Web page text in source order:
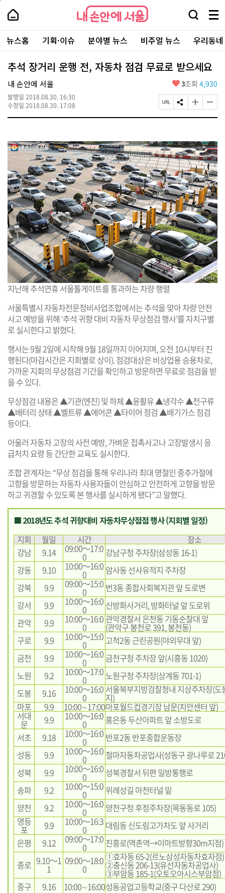
본
로
가
내
손
안
에
서
울
-
서
울
시
대
표
소
털
내
손
에
울
검
창
열
기
메
뉴
전
체
보
주
요
서
뉴스홈 기획·이슈 분야별 뉴스 비주얼 뉴스 우리동
추석 장거리 운행 전, 자동차 점검 무료로 받으세요
내 손안에 서울
발행일 2018.08.30. 16:30
수정일 2018.08.30. 17:08
좋
요
3조회 4,930
페
이
R
L
복
사
S
N
유
하
기
글
자
크
게
변
경
하
기
글
자
작
게
변
경
하
기
지난해 추석연휴 서울톨게이트를 통과하는 차량 행렬
서울특별시 자동차전문정비사업조합에서는 추석을 맞아 차량 안전
사고 예방을 위해 ‘추석 귀향 대비 자동차 무상점검 행사’를 자치구별
로 실시한다고 밝혔다.
행사는 9월 2일에 시작해 9월 18일까지 이어지며, 오전 10시부터 진
행된다(마감시간은 지회별로 상이). 점검대상은 비상업용 승용차로,
가까운 지회의 무상점검 기간을 확인하고 방문하면 무료로 점검을 받
을 수 있다.
무상점검 내용은 ▲기관(엔진) 및 하체 ▲윤활유 ▲냉각수 ▲전구류
▲배터리 상태 ▲벨트류 ▲에어콘 ▲타이어 점검 ▲배기가스 점검
등이다.
아울러 자동차 고장의 사전 예방, 가벼운 접촉사고나 고장발생시 응
급처치 요령 등 간단한 교육도 실시한다.
조합 관계자는 “무상 점검을 통해 우리나라 최대 명절인 중추가절에
고향을 방문하는 자동차 사용자들이 안심하고 안전하게 고향을 방문
하고 귀경할 수 있도록 본 행사를 실시하게 됐다”고 말했다.
■ 2018년도 추석 귀향대비 자동차무상점점 행사 (지회별 일정)
지회
월일 시간
장소
강남
9.14 09:00～17:0
0
강남구청 주차장(삼성동 16-1)
강동
9.10 10:00～16:0
0
암사동 선사유적지 주차장
강북
9.9 09:00～15:0
0
번3동 종합사회복지관 앞 도로변
강서
9.9 10:00～16:0
0
신방화사거리, 방화터널 앞 도로위
관악
9.9 10:00～16:0
0
관악경찰서 은천동 기동순찰대 앞
(관악구 봉천로 391, 봉천동)
구로
9.9 10:00～15:0
0
고척2동 근린공원(야외무대 앞)
금천
9.9 10:00～16:0
0
금천구청 주차장 앞(시흥동 1020)
노원
9.2 10:00～17:0
0
노원구청 주차장(상계동 701-1)
도봉
9.16 10:00～16:0
0
서울북부지방검찰청내 지상주차장(도
지)
마포 9.9 10:00∼17:00마포월드컵경기장 남문(치안센터 앞)
서대
문 9.9 10:00～16:0
0
홍은동 두산아파트 앞 소방도로
서초
9.18 10:00～16:0
0
반포2동 반포종합운동장
성동
9.9 10:00～16:0
0
철마자동차공업사(성동구 광나루로
성북
9.9 10:00～16:0
0
성북경찰서 뒤편 일방통행로
송파
9.2 10:00～15:0
0
위례성길 마천터널 밑
양천
9.2 10:00～16:0
0
양천구청 후정주차장(목동동로 105)
영등
포 9.9 10:00～16:3
0
대림동 신도림고가차도 앞 사거리
은평
9.12 09:00～17:0
0
진흥로(역촌역→이마트방향30m지점)
종로 9.10～1
1
09:00～18:0
0
①효자동 65-2(르노삼성자동차효자점)
②충신동 206-13(유선자동차공업사)
③부암동 185-1(오토오아시스부암점)
중구
9.16 10:00∼16:00성동공업고등학교(중구 다산로 290)
페
상
단
로